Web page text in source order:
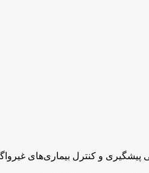
پیشگیری و کنترل بیماری‌های